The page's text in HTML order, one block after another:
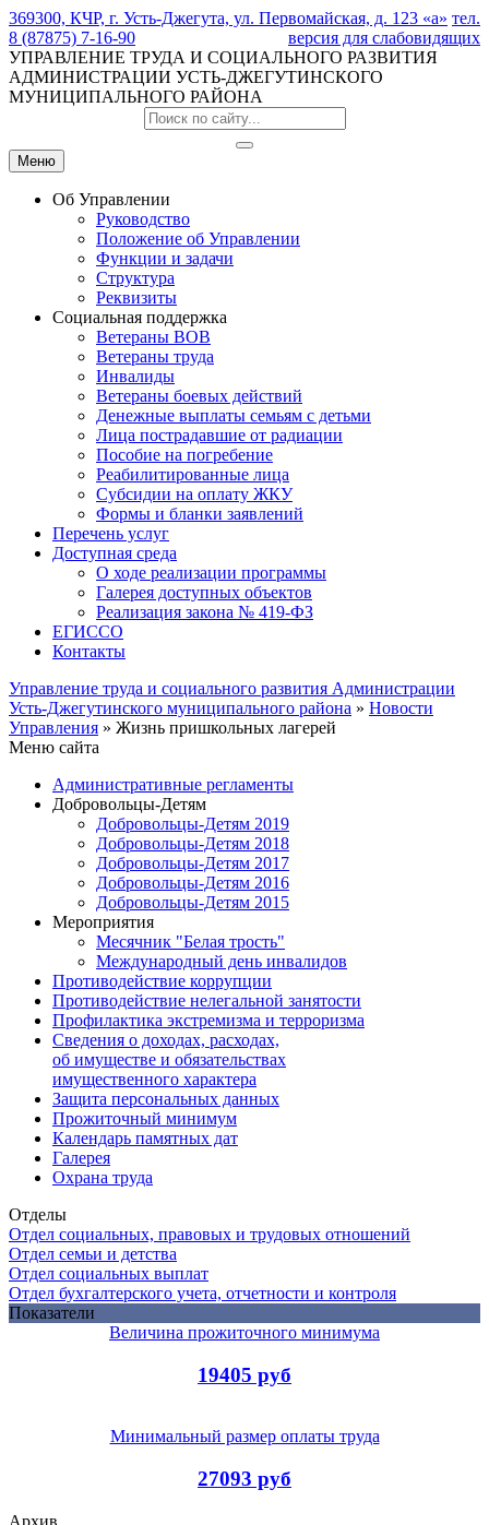
369300, КЧР, г. Усть-Джегута, ул. Первомайская, д. 123 «а» тел.
8 (87875) 7-16-90
версия для слабовидящих
УПРАВЛЕНИЕ ТРУДА И СОЦИАЛЬНОГО РАЗВИТИЯ
АДМИНИСТРАЦИИ УСТЬ-ДЖЕГУТИНСКОГО
МУНИЦИПАЛЬНОГО РАЙОНА
Меню
Об Управлении
Руководство
Положение об Управлении
Функции и задачи
Структура
Реквизиты
Социальная поддержка
Ветераны ВОВ
Ветераны труда
Инвалиды
Ветераны боевых действий
Денежные выплаты семьям с детьми
Лица пострадавшие от радиации
Пособие на погребение
Реабилитированные лица
Субсидии на оплату ЖКУ
Формы и бланки заявлений
Перечень услуг
Доступная среда
О ходе реализации программы
Галерея доступных объектов
Реализация закона № 419-ФЗ
ЕГИСCО
Контакты
Управление труда и социального развития Администрации
Усть-Джегутинского муниципального района » Новости
Управления » Жизнь пришкольных лагерей
Меню сайта
Административные регламенты
Добровольцы-Детям
Добровольцы-Детям 2019
Добровольцы-Детям 2018
Добровольцы-Детям 2017
Добровольцы-Детям 2016
Добровольцы-Детям 2015
Мероприятия
Месячник "Белая трость"
Международный день инвалидов
Противодействие коррупции
Противодействие нелегальной занятости
Профилактика экстремизма и терроризма
Сведения о доходах, расходах,
об имуществе и обязательствах
имущественного характера
Защита персональных данных
Прожиточный минимум
Календарь памятных дат
Галерея
Охрана труда
Отделы
Отдел социальных, правовых и трудовых отношений
Отдел семьи и детства
Отдел социальных выплат
Отдел бухгалтерского учета, отчетности и контроля
Показатели
Величина прожиточного минимума
19405 руб
Минимальный размер оплаты труда
27093 руб
Архив